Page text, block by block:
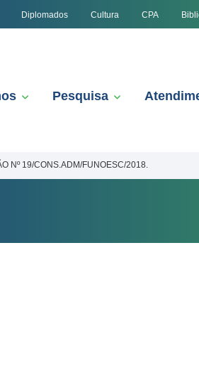
Diplomados Cultura CPA
Pesquisa
Nº 19/CONS.ADM/FUNOESC/2018.